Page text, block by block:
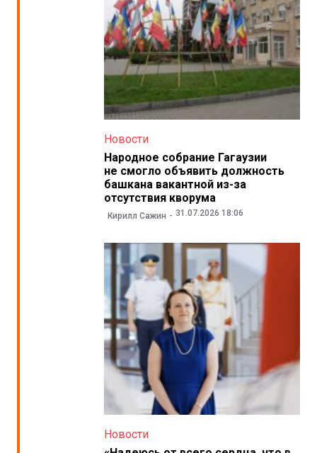
Новости
Народное собрание Гагаузии
не смогло объявить должность
башкана вакантной из-за
отсутствия кворума
Кирилл Сажин 31.07.2026 18:06
Новости